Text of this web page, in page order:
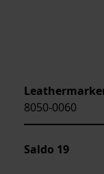
8050-0060
Saldo 19